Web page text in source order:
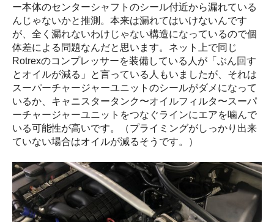
ー本体のセンターシャフトのシール付近から漏れている
んじゃないかと推測。本来は漏れてはいけないんです
が、全く漏れないわけじゃない構造になっているので個
体差による問題なんだと思います。ネット上で同じ
Rotrexのコンプレッサーを装備している人が「ぶん回す
とオイルが減る」と言っている人もいましたが、それは
スーパーチャージャーユニットのシールがダメになって
いるか、キャニスタータンク〜オイルフィルタ〜スーパ
ーチャージャーユニットをつなぐラインにエアを噛んで
いる可能性が高いです。（プライミングがしっかり出来
ていない場合はオイルが減るそうです。）